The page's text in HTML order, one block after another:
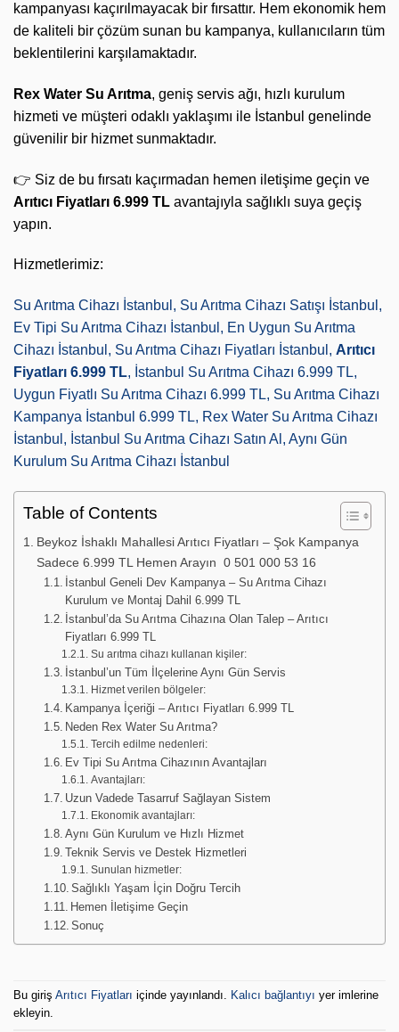
kampanyası kaçırılmayacak bir fırsattır. Hem ekonomik hem
de kaliteli bir çözüm sunan bu kampanya, kullanıcıların tüm
beklentilerini karşılamaktadır.
Rex Water Su Arıtma, geniş servis ağı, hızlı kurulum
hizmeti ve müşteri odaklı yaklaşımı ile İstanbul genelinde
güvenilir bir hizmet sunmaktadır.
👉 Siz de bu fırsatı kaçırmadan hemen iletişime geçin ve
Arıtıcı Fiyatları 6.999 TL avantajıyla sağlıklı suya geçiş
yapın.
Hizmetlerimiz:
Su Arıtma Cihazı İstanbul, Su Arıtma Cihazı Satışı İstanbul,
Ev Tipi Su Arıtma Cihazı İstanbul, En Uygun Su Arıtma
Cihazı İstanbul, Su Arıtma Cihazı Fiyatları İstanbul, Arıtıcı
Fiyatları 6.999 TL, İstanbul Su Arıtma Cihazı 6.999 TL,
Uygun Fiyatlı Su Arıtma Cihazı 6.999 TL, Su Arıtma Cihazı
Kampanya İstanbul 6.999 TL, Rex Water Su Arıtma Cihazı
İstanbul, İstanbul Su Arıtma Cihazı Satın Al, Aynı Gün
Kurulum Su Arıtma Cihazı İstanbul
Table of Contents
Beykoz İshaklı Mahallesi Arıtıcı Fiyatları – Şok Kampanya
Sadece 6.999 TL Hemen Arayın 0 501 000 53 16
İstanbul Geneli Dev Kampanya – Su Arıtma Cihazı
Kurulum ve Montaj Dahil 6.999 TL
İstanbul’da Su Arıtma Cihazına Olan Talep – Arıtıcı
Fiyatları 6.999 TL
Su arıtma cihazı kullanan kişiler:
İstanbul’un Tüm İlçelerine Aynı Gün Servis
Hizmet verilen bölgeler:
Kampanya İçeriği – Arıtıcı Fiyatları 6.999 TL
Neden Rex Water Su Arıtma?
Tercih edilme nedenleri:
Ev Tipi Su Arıtma Cihazının Avantajları
Avantajları:
Uzun Vadede Tasarruf Sağlayan Sistem
Ekonomik avantajları:
Aynı Gün Kurulum ve Hızlı Hizmet
Teknik Servis ve Destek Hizmetleri
Sunulan hizmetler:
Sağlıklı Yaşam İçin Doğru Tercih
Hemen İletişime Geçin
Sonuç
Bu giriş Arıtıcı Fiyatları içinde yayınlandı. Kalıcı bağlantıyı yer imlerine
ekleyin.